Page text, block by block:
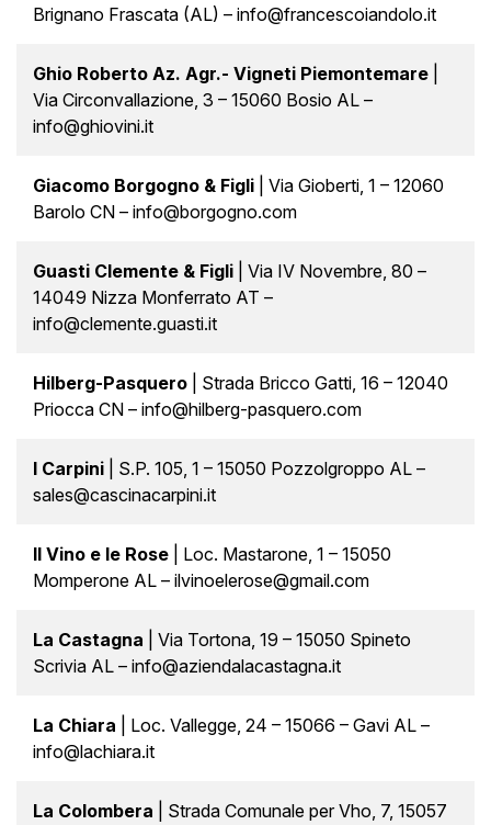
Brignano Frascata (AL) – info@francescoiandolo.it
Ghio Roberto Az. Agr.- Vigneti Piemontemare
Via Circonvallazione, 3 – 15060 Bosio AL –
info@ghiovini.it
Giacomo Borgogno & Figli | Via Gioberti, 1 – 12060
Barolo CN – info@borgogno.com
Guasti Clemente & Figli | Via IV Novembre, 80 –
14049 Nizza Monferrato AT –
info@clemente.guasti.it
Hilberg-Pasquero | Strada Bricco Gatti, 16 – 12040
Priocca CN – info@hilberg-pasquero.com
I Carpini | S.P. 105, 1 – 15050 Pozzolgroppo AL –
sales@cascinacarpini.it
Il Vino e le Rose | Loc. Mastarone, 1 – 15050
Momperone AL – ilvinoelerose@gmail.com
La Castagna | Via Tortona, 19 – 15050 Spineto
Scrivia AL – info@aziendalacastagna.it
La Chiara | Loc. Vallegge, 24 – 15066 – Gavi AL –
info@lachiara.it
La Colombera | Strada Comunale per Vho, 7, 15057